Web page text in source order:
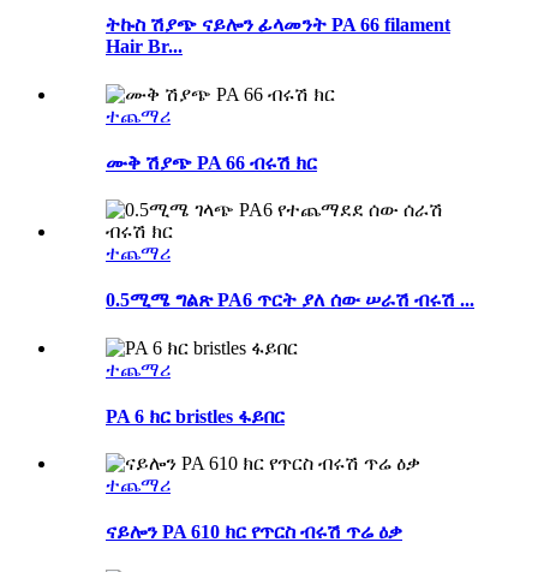
ትኩስ ሽያጭ ናይሎን ፊላመንት PA 66 filament
Hair Br...
ተጨማሪ
ሙቅ ሽያጭ PA 66 ብሩሽ ክር
ተጨማሪ
0.5ሚሜ ግልጽ PA6 ጥርት ያለ ሰው ሠራሽ ብሩሽ ...
ተጨማሪ
PA 6 ክር bristles ፋይበር
ተጨማሪ
ናይሎን PA 610 ክር የጥርስ ብሩሽ ጥሬ ዕቃ